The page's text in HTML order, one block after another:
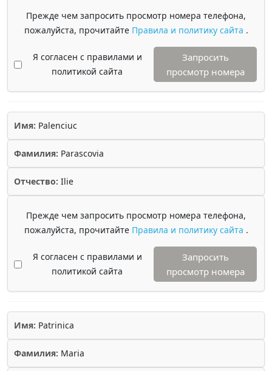
Прежде чем запросить просмотр номера телефона,
пожалуйста, прочитайте Правила и политику сайта .
Я согласен с правилами и
политикой сайта
Запросить
просмотр номера
Имя: Palenciuc
Фамилия: Parascovia
Отчество: Ilie
Прежде чем запросить просмотр номера телефона,
пожалуйста, прочитайте Правила и политику сайта .
Я согласен с правилами и
политикой сайта
Запросить
просмотр номера
Имя: Patrinica
Фамилия: Maria